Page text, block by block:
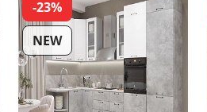
-23%
NEW